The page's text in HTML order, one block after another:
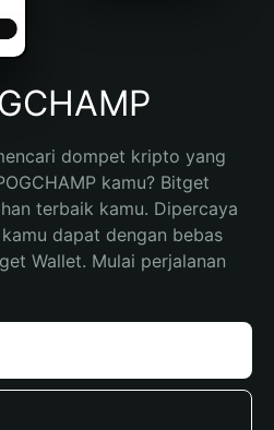
dompet kripto yang
kamu? Bitget
terbaik kamu. Dipercaya
dapat dengan bebas
Wallet. Mulai perjalanan